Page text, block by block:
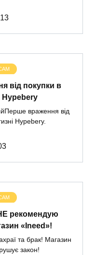
13
від покупки в
Hypebery
враження від
Hypebery.
3
рекомендую
«Ineed»!
та брак! Магазин
закон!